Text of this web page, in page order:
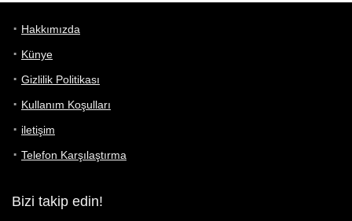
Hakkımızda
Künye
Gizlilik Politikası
Kullanım Koşulları
iletişim
Telefon Karşılaştırma
Bizi takip edin!